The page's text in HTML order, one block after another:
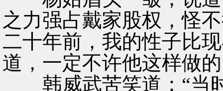
之力强占戴家股权，怪
二十年前，我的性子比
道，一定不许他这样做
韩威武苦笑道：“当